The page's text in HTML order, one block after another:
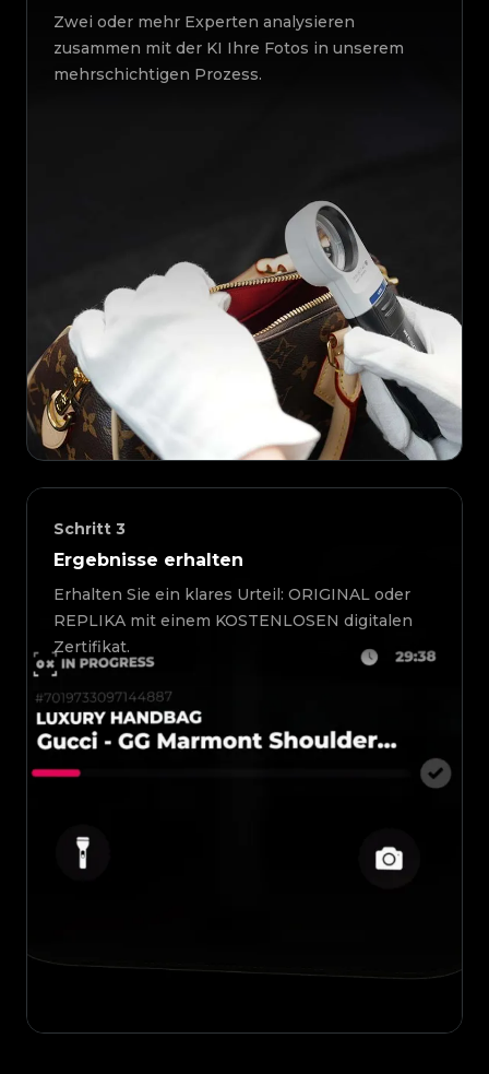
Zwei oder mehr Experten analysieren
zusammen mit der KI Ihre Fotos in unserem
mehrschichtigen Prozess.
Schritt 3
Ergebnisse erhalten
Erhalten Sie ein klares Urteil: ORIGINAL oder
REPLIKA mit einem KOSTENLOSEN digitalen
Zertifikat.